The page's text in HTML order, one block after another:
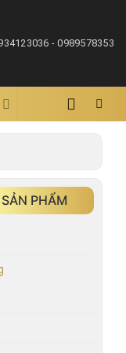
- 0989578353
PHẨM